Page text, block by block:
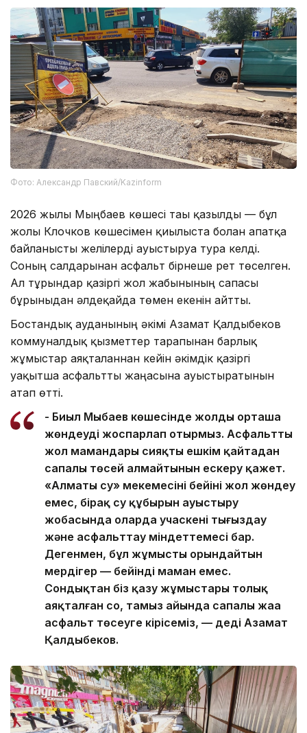
Фото: Александр Павский/Kazinform
2026 жылы Мыңбаев көшесі тағы қазылды — бұл
жолы Клочков көшесімен қиылыста болған апатқа
байланысты желілерді ауыстыруға тура келді.
Соның салдарынан асфальт бірнеше рет төселген.
Ал тұрғындар қазіргі жол жабынының сапасы
бұрынғыдан әлдеқайда төмен екенін айтты.
Бостандық ауданының әкімі Азамат Қалдыбеков
коммуналдық қызметтер тарапынан барлық
жұмыстар аяқталғаннан кейін әкімдік қазіргі
уақытша асфальтты жаңасына ауыстыратынын
атап өтті.
- Биыл Мыңбаев көшесінде жолды орташа
жөндеуді жоспарлап отырмыз. Асфальтты
жол мамандары сияқты ешкім қайтадан
сапалы төсей алмайтынын ескеру қажет.
«Алматы су» мекемесінің бейіні жол жөндеу
емес, бірақ су құбырын ауыстыру
жобасында оларда учаскені тығыздау
және асфальттау міндеттемесі бар.
Дегенмен, бұл жұмысты орындайтын
мердігер — бейінді маман емес.
Сондықтан біз қазу жұмыстары толық
аяқталған соң, тамыз айында сапалы жаңа
асфальт төсеуге кірісеміз, — деді Азамат
Қалдыбеков.